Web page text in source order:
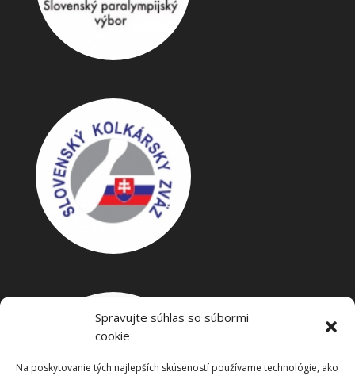
Spravujte súhlas so súbormi
cookie
Na poskytovanie tých najlepších skúseností používame technológie, ako